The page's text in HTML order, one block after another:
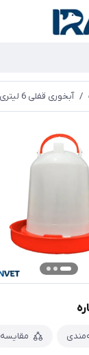
/ آبخوری قفلی 6 لیتری ستاره
مقایسه